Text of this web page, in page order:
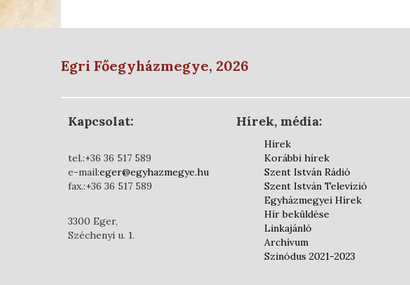
Egri Főegyházmegye, 2026
Kapcsolat:
tel.:+36 36 517 589
e-mail:eger@egyhazmegye.hu
fax.:+36 36 517 589
3300 Eger,
Széchenyi u. 1.
Hírek, média:
Hírek
Korábbi hírek
Szent István Rádió
Szent István Televízió
Egyházmegyei Hírek
Hír beküldése
Linkajánló
Archívum
Szinódus 2021-2023